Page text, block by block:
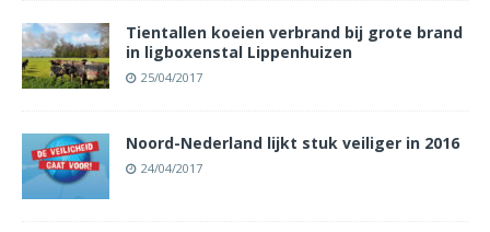
Tientallen koeien verbrand bij grote brand
in ligboxenstal Lippenhuizen
25/04/2017
Noord-Nederland lijkt stuk veiliger in 2016
24/04/2017